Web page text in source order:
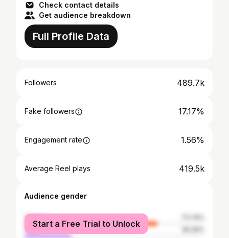
Check contact details
Get audience breakdown
Full Profile Data
Followers 489.7k
Fake followers 17.17%
Engagement rate 1.56%
Average Reel plays 419.5k
Audience gender
female
male
Start a Free Trial to Unlock